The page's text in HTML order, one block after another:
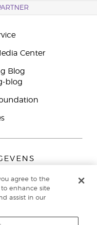
Center
Blog
blog
710032
agree to the
enhance site
assist in our